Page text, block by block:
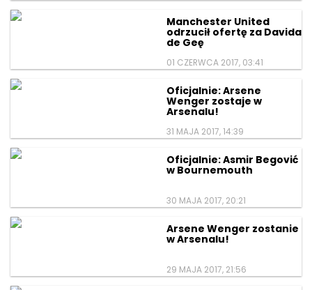
Manchester United
odrzucił ofertę za Davida
de Geę
01 CZERWCA 2017, 03:41
Oficjalnie: Arsene
Wenger zostaje w
Arsenalu!
31 MAJA 2017, 14:39
Oficjalnie: Asmir Begović
w Bournemouth
30 MAJA 2017, 20:21
Arsene Wenger zostanie
w Arsenalu!
29 MAJA 2017, 21:56